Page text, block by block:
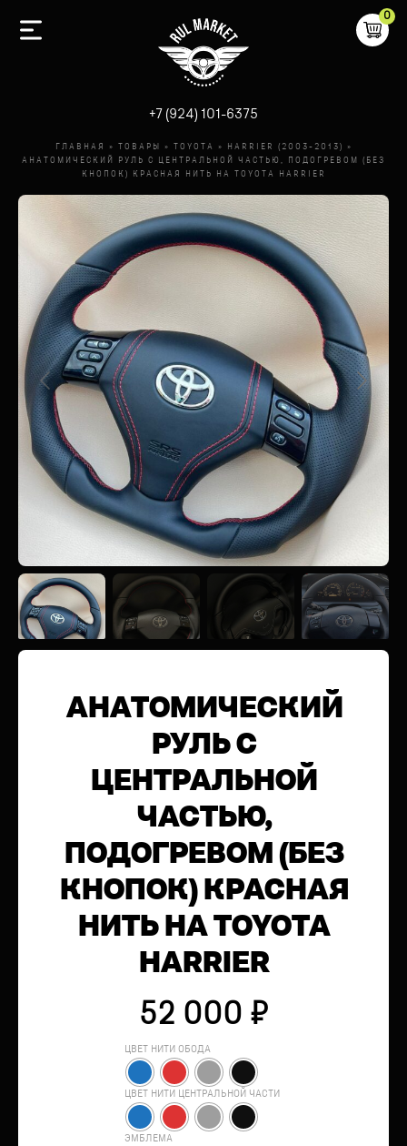
+7 (924) 101-6375
0
ГЛАВНАЯ » ТОВАРЫ » TOYOTA » HARRIER (2003-2013)
»
АНАТОМИЧЕСКИЙ РУЛЬ С ЦЕНТРАЛЬНОЙ ЧАСТЬЮ, ПОДОГРЕВОМ (БЕЗ
КНОПОК) КРАСНАЯ НИТЬ НА TOYOTA HARRIER
АНАТОМИЧЕСКИЙ
РУЛЬ С
ЦЕНТРАЛЬНОЙ
ЧАСТЬЮ,
ПОДОГРЕВОМ (БЕЗ
КНОПОК) КРАСНАЯ
НИТЬ НА TOYOTA
HARRIER
52 000 ₽
ЦВЕТ НИТИ ОБОДА
ЦВЕТ НИТИ ЦЕНТРАЛЬНОЙ ЧАСТИ
ЭМБЛЕМА